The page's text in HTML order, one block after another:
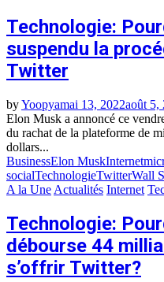
Technologie:
suspendu la
Twitter
byYoopyamai 13, 2022août 5,
Elon Musk a annoncé ce
du rachat de la plateforme de
dollars...
BusinessElon MuskInternet
socialTechnologieTwitterWall
A la Une Actualités Internet
Technologie:
débourse 44
s’offrir Twitter?